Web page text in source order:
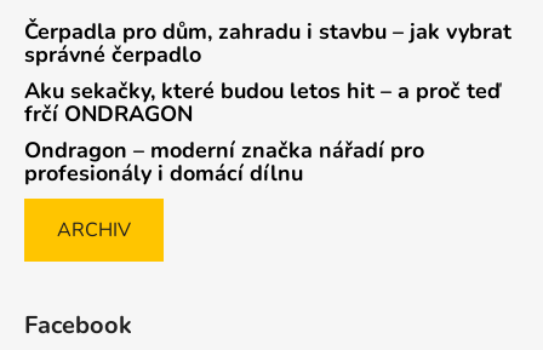
Čerpadla pro dům, zahradu i stavbu – jak vybrat
správné čerpadlo
Aku sekačky, které budou letos hit – a proč teď
frčí ONDRAGON
Ondragon – moderní značka nářadí pro
profesionály i domácí dílnu
ARCHIV
Facebook